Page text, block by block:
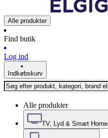
Alle produkter
Find butik
Log ind
Indkøbskurv
Alle produkter
TV, Lyd & Smart Home